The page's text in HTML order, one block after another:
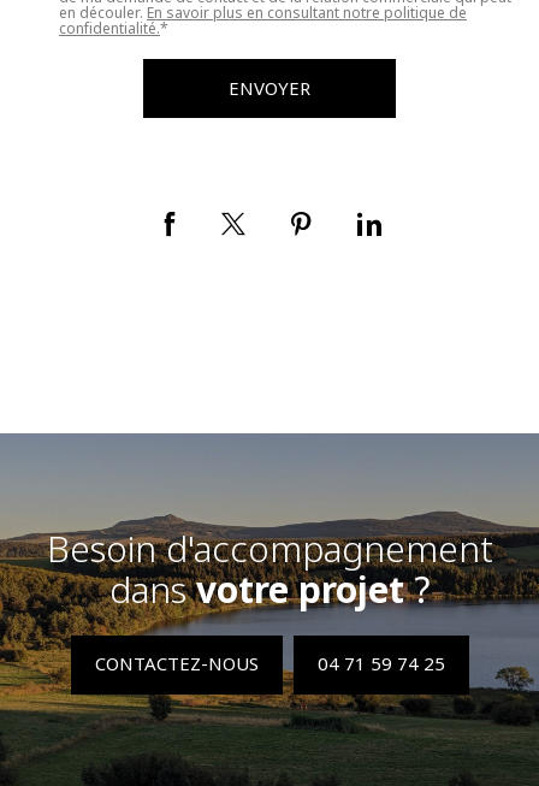
en découler. En savoir plus en consultant notre politique de
confidentialité.*
Besoin d'accompagnement
dansvotre projet?
CONTACTEZ-NOUS 04 71 59 74 25